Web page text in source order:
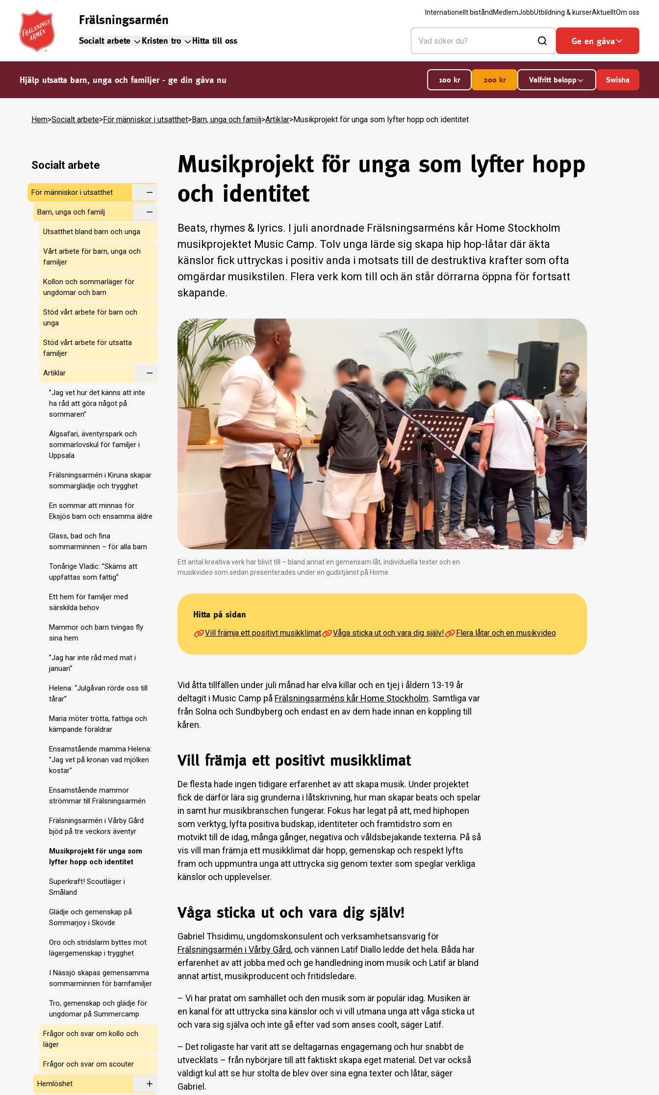
Frälsningsarmén Internationellt bistånd MedlemJobbUtbildning & kurserAktuelltOm oss
Socialt arbete Kristen tro Hitta till oss Ge en gåva
Hjälp utsatta barn, unga och familjer - ge din gåva nu 100 kr 200 kr Valfritt belopp Swisha
Hem>Socialt arbete>För människor i utsatthet>Barn, unga och familj>Artiklar>Musikprojekt för unga som lyfter hopp och identitet
Socialt arbete
För människor i utsatthet
Barn, unga och familj
Utsatthet bland barn och unga
Vårt arbete för barn, unga och
familjer
Kollon och sommarläger för
ungdomar och barn
Stöd vårt arbete för barn och
unga
Stöd vårt arbete för utsatta
familjer
Artiklar
”Jag vet hur det känns att inte
ha råd att göra något på
sommaren”
Älgsafari, äventyrspark och
sommarlovskul för familjer i
Uppsala
Frälsningsarmén i Kiruna skapar
sommarglädje och trygghet
En sommar att minnas för
Eksjös barn och ensamma äldre
Glass, bad och fina
sommarminnen – för alla barn
Tonårige Vladic: ”Skäms att
uppfattas som fattig”
Ett hem för familjer med
särskilda behov
Mammor och barn tvingas fly
sina hem
”Jag har inte råd med mat i
januari”
Helena: “Julgåvan rörde oss till
tårar”
Maria möter trötta, fattiga och
kämpande föräldrar
Ensamstående mamma Helena:
"Jag vet på kronan vad mjölken
kostar"
Ensamstående mammor
strömmar till Frälsningsarmén
Frälsningsarmén i Vårby Gård
bjöd på tre veckors äventyr
Musikprojekt för unga som
lyfter hopp och identitet
Superkraft! Scoutläger i
Småland
Glädje och gemenskap på
Sommarjoy i Skövde
Oro och stridslarm byttes mot
lägergemenskap i trygghet
I Nässjö skapas gemensamma
sommarminnen för barnfamiljer
Tro, gemenskap och glädje för
ungdomar på Summercamp
Frågor och svar om kollo och
läger
Frågor och svar om scouter
Hemlöshet
Musikprojekt för unga som lyfter hopp
och identitet
Beats, rhymes & lyrics. I juli anordnade Frälsningsarméns kår Home Stockholm
musikprojektet Music Camp. Tolv unga lärde sig skapa hip hop-låtar där äkta
känslor fick uttryckas i positiv anda i motsats till de destruktiva krafter som ofta
omgärdar musikstilen. Flera verk kom till och än står dörrarna öppna för fortsatt
skapande.
Ett antal kreativa verk har blivit till – bland annat en gemensam låt, individuella texter och en
musikvideo som sedan presenterades under en gudstjänst på Home.
Hitta på sidan
Vill främja ett positivt musikklimat Våga sticka ut och vara dig själv! Flera låtar och en musikvideo
Vid åtta tillfällen under juli månad har elva killar och en tjej i åldern 13-19 år
deltagit i Music Camp på Frälsningsarméns kår Home Stockholm. Samtliga var
från Solna och Sundbyberg och endast en av dem hade innan en koppling till
kåren.
Vill främja ett positivt musikklimat
De flesta hade ingen tidigare erfarenhet av att skapa musik. Under projektet
fick de därför lära sig grunderna i låtskrivning, hur man skapar beats och spelar
in samt hur musikbranschen fungerar. Fokus har legat på att, med hiphopen
som verktyg, lyfta positiva budskap, identiteter och framtidstro som en
motvikt till de idag, många gånger, negativa och våldsbejakande texterna. På så
vis vill man främja ett musikklimat där hopp, gemenskap och respekt lyfts
fram och uppmuntra unga att uttrycka sig genom texter som speglar verkliga
känslor och upplevelser.
Våga sticka ut och vara dig själv!
Gabriel Thsidimu, ungdomskonsulent och verksamhetsansvarig för
Frälsningsarmén i Vårby Gård, och vännen Latif Diallo ledde det hela. Båda har
erfarenhet av att jobba med och ge handledning inom musik och Latif är bland
annat artist, musikproducent och fritidsledare.
– Vi har pratat om samhället och den musik som är populär idag. Musiken är
en kanal för att uttrycka sina känslor och vi vill utmana unga att våga sticka ut
och vara sig själva och inte gå efter vad som anses coolt, säger Latif.
– Det roligaste har varit att se deltagarnas engagemang och hur snabbt de
utvecklats – från nybörjare till att faktiskt skapa eget material. Det var också
väldigt kul att se hur stolta de blev över sina egna texter och låtar, säger
Gabriel.